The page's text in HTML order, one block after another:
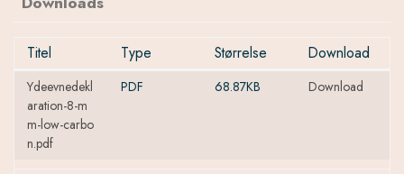
Titel Type Størrelse Download
Ydeevnedekl
aration-8-m
m-low-carbo
n.pdf
PDF 68.87KB Download